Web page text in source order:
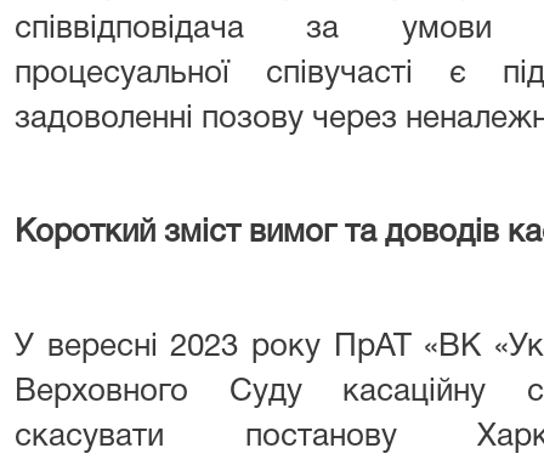
співвідповідача за умови
процесуальної співучасті є
задоволенні позову через
Короткий зміст вимог та доводів
У вересні 2023 року ПрАТ «ВК
Верховного Суду касаційну
скасувати постанову